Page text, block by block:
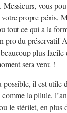
vous
propre pénis,
tout ce qui a la
pro du préservatif
plus facile
sera venu !
possible, il est utile
la pilule,
le stérilet, en plus